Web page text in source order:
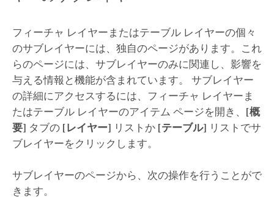
フィーチャ レイヤーまたはテーブル レイヤーの個々
のサブレイヤーには、独自のページがあります。これ
らのページには、サブレイヤーのみに関連し、影響を
与える情報と機能が含まれています。 サブレイヤー
の詳細にアクセスするには、フィーチャ レイヤーま
たはテーブル レイヤーのアイテム ページを開き、 [概
要] タブの [レイヤー] リストか [テーブル] リストでサ
ブレイヤーをクリックします。
サブレイヤーのページから、次の操作を行うことがで
きます。